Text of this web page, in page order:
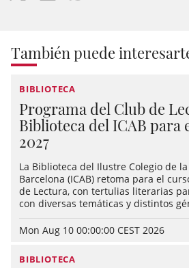
También puede
BIBLIOTECA
Programa del Club de
Biblioteca del ICAB para
2027
La Biblioteca del Ilustre Colegio de
Barcelona (ICAB) retoma para el
de Lectura, con tertulias literarias
con diversas temáticas y distintos
Mon Aug 10 00:00:00 CEST 2026
BIBLIOTECA